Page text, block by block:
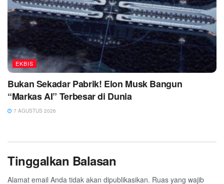
EKBIS
Bukan Sekadar Pabrik! Elon Musk Bangun
“Markas AI” Terbesar di Dunia
7 AGUSTUS 2026
Tinggalkan Balasan
Alamat email Anda tidak akan dipublikasikan. Ruas yang wajib